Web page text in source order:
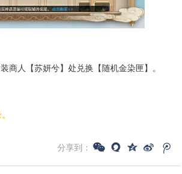
人【苏妍兮】处兑换【随机金染匣】。
分享到：